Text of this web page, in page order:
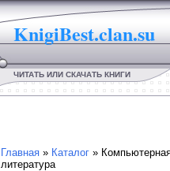
KnigiBest.clan.su
ЧИТАТЬ ИЛИ СКАЧАТЬ КНИГИ
Главная » Каталог »
литература